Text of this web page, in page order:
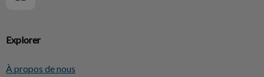
Explorer
À propos de nous